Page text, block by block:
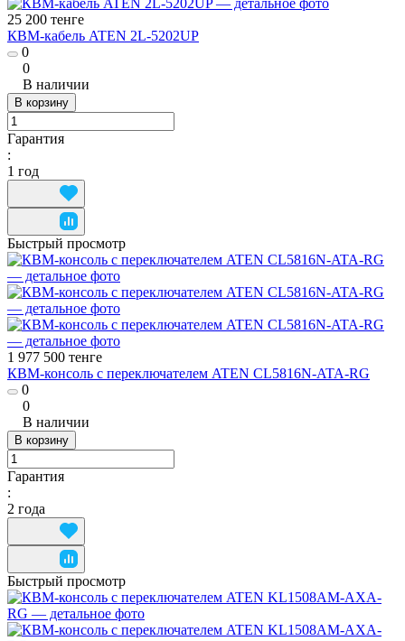
25 200 тенге
КВМ-кабель ATEN 2L-5202UP
0
0
В наличии
В корзину
Гарантия
:
1 год
Быстрый просмотр
1 977 500 тенге
КВМ-консоль с переключателем ATEN CL5816N-ATA-RG
0
0
В наличии
В корзину
Гарантия
:
2 года
Быстрый просмотр